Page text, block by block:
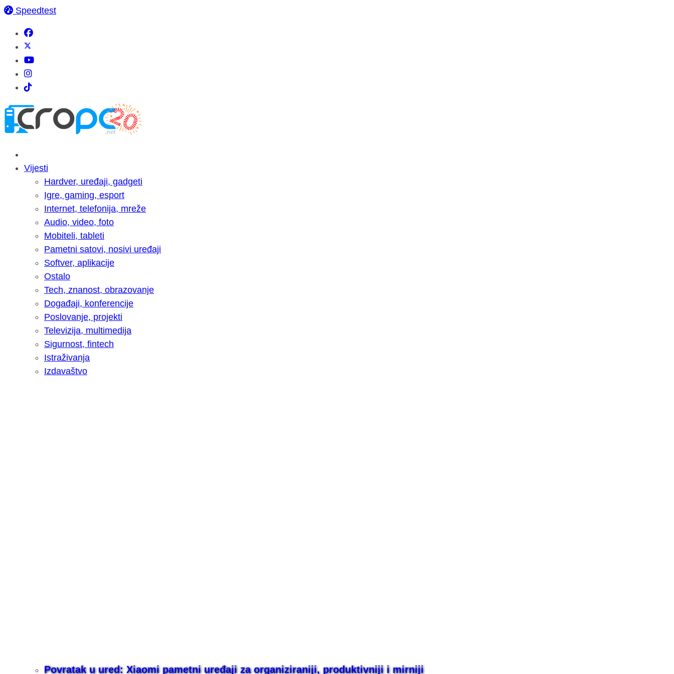
Speedtest
Vijesti
Hardver, uređaji, gadgeti
Igre, gaming, esport
Internet, telefonija, mreže
Audio, video, foto
Mobiteli, tableti
Pametni satovi, nosivi uređaji
Softver, aplikacije
Ostalo
Tech, znanost, obrazovanje
Događaji, konferencije
Poslovanje, projekti
Televizija, multimedija
Sigurnost, fintech
Istraživanja
Izdavaštvo
Povratak u ured: Xiaomi pametni uređaji za organiziraniji, produktivniji i mirniji